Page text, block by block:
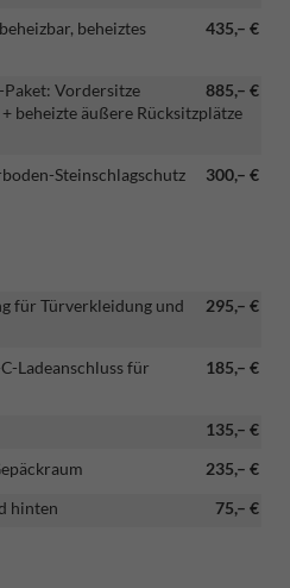
435,– €
beheiztes
885,– €
Vordersitze
beheizte äußere Rücksitzplätze
300,– €
Steinschlagschutz
295,– €
für Türverkleidung und
185,– €
Ladeanschluss für
135,– €
235,– €
75,– €
hinten